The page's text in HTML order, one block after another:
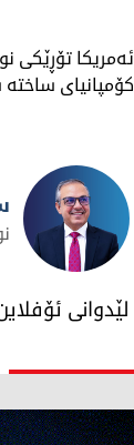
ئەمریکا تۆڕێکی
کۆمپانیای
سەڵاح بەکر
لێدوانی